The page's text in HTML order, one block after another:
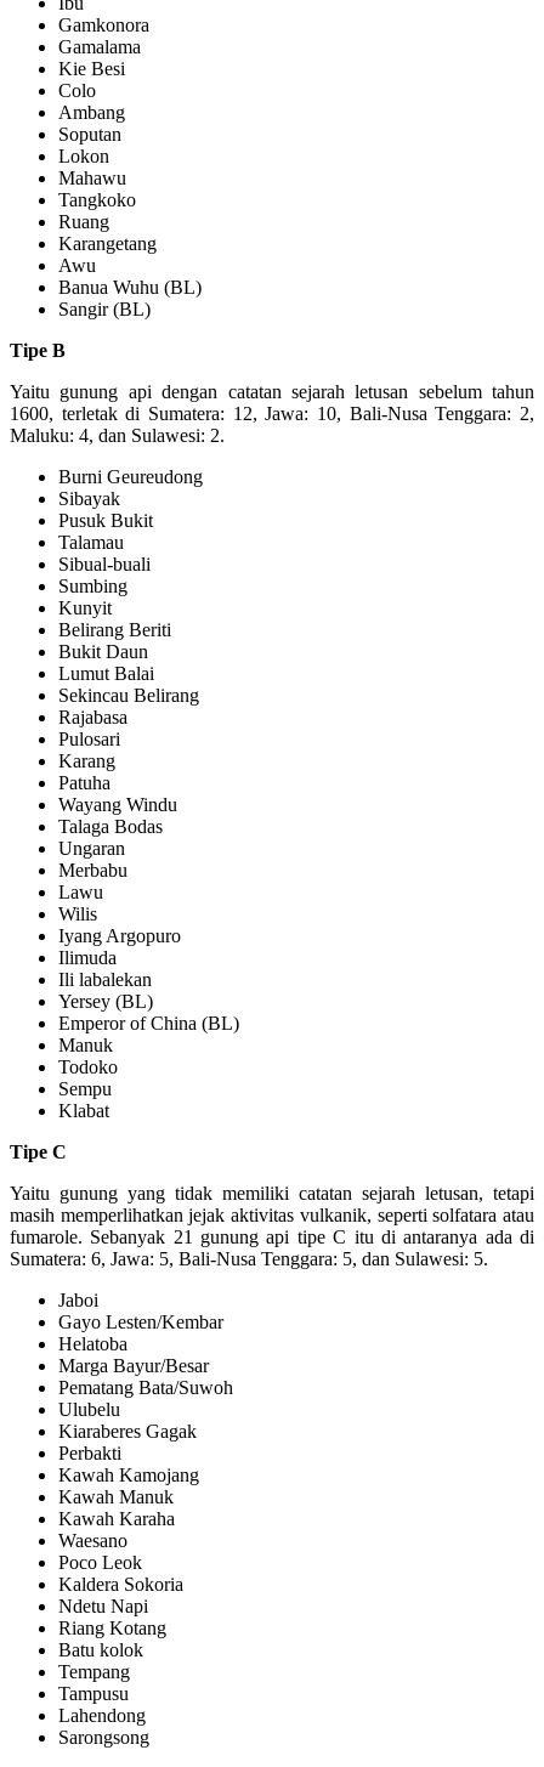
Gamkonora
Gamalama
Kie Besi
Colo
Ambang
Soputan
Lokon
Mahawu
Tangkoko
Ruang
Karangetang
Awu
Banua Wuhu (BL)
Sangir (BL)
Tipe B
Yaitu gunung api dengan catatan sejarah letusan sebelum tahun
1600, terletak di Sumatera: 12, Jawa: 10, Bali-Nusa Tenggara: 2,
Maluku: 4, dan Sulawesi: 2.
Burni Geureudong
Sibayak
Pusuk Bukit
Talamau
Sibual-buali
Sumbing
Kunyit
Belirang Beriti
Bukit Daun
Lumut Balai
Sekincau Belirang
Rajabasa
Pulosari
Karang
Patuha
Wayang Windu
Talaga Bodas
Ungaran
Merbabu
Lawu
Wilis
Iyang Argopuro
Ilimuda
Ili labalekan
Yersey (BL)
Emperor of China (BL)
Manuk
Todoko
Sempu
Klabat
Tipe C
Yaitu gunung yang tidak memiliki catatan sejarah letusan, tetapi
masih memperlihatkan jejak aktivitas vulkanik, seperti solfatara atau
fumarole. Sebanyak 21 gunung api tipe C itu di antaranya ada di
Sumatera: 6, Jawa: 5, Bali-Nusa Tenggara: 5, dan Sulawesi: 5.
Jaboi
Gayo Lesten/Kembar
Helatoba
Marga Bayur/Besar
Pematang Bata/Suwoh
Ulubelu
Kiaraberes Gagak
Perbakti
Kawah Kamojang
Kawah Manuk
Kawah Karaha
Waesano
Poco Leok
Kaldera Sokoria
Ndetu Napi
Riang Kotang
Batu kolok
Tempang
Tampusu
Lahendong
Sarongsong